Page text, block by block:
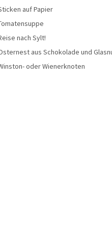
auf Papier
nach Sylt!
aus Schokolade und
oder Wienerknoten